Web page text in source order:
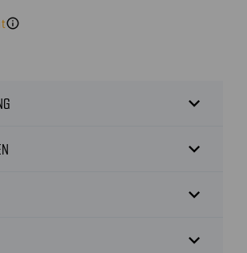
info
expand_more
expand_more
expand_more
expand_more